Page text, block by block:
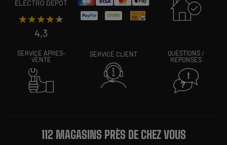
ELECTRO DEPOT
★★★★★
★★★★★
4,3
SERVICE APRÈS-
VENTE
SERVICE CLIENT
QUESTIONS /
RÉPONSES
112 MAGASINS PRÈS DE CHEZ VOUS